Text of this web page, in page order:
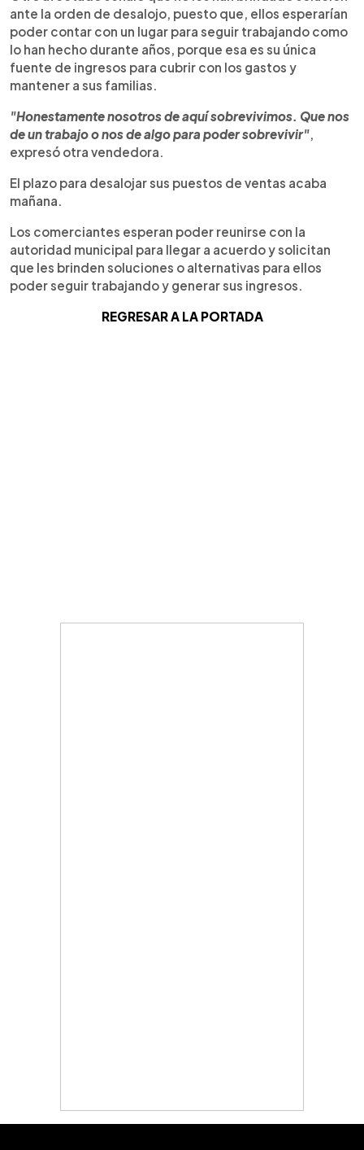
ante la orden de desalojo, puesto que, ellos esperarían
poder contar con un lugar para seguir trabajando como
lo han hecho durante años, porque esa es su única
fuente de ingresos para cubrir con los gastos y
mantener a sus familias.
"Honestamente nosotros de aquí sobrevivimos. Que nos
de un trabajo o nos de algo para poder sobrevivir"
expresó otra vendedora.
El plazo para desalojar sus puestos de ventas acaba
mañana.
Los comerciantes esperan poder reunirse con la
autoridad municipal para llegar a acuerdo y solicitan
que les brinden soluciones o alternativas para ellos
poder seguir trabajando y generar sus ingresos.
REGRESAR A LA PORTADA